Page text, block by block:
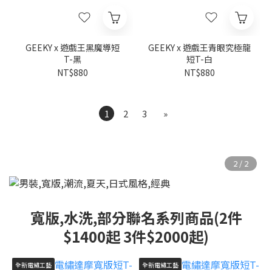
GEEKY x 遊戲王黑魔導短
T-黑
NT$880
GEEKY x 遊戲王青眼究極龍
短T-白
NT$880
1 2 3 »
寬版,水洗,部分聯名系列商品(2件
$1400起 3件$2000起)
全新電繡工藝 全新電繡工藝